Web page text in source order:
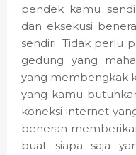
pendek kamu
dan eksekusi
sendiri. Tidak perlu
gedung yang
yang membengkak
yang kamu
koneksi internet
beneran
buat siapa saja